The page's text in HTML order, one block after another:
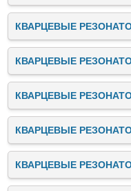
КВАРЦЕВЫЕ
КВАРЦЕВЫЕ
КВАРЦЕВЫЕ
КВАРЦЕВЫЕ
КВАРЦЕВЫЕ